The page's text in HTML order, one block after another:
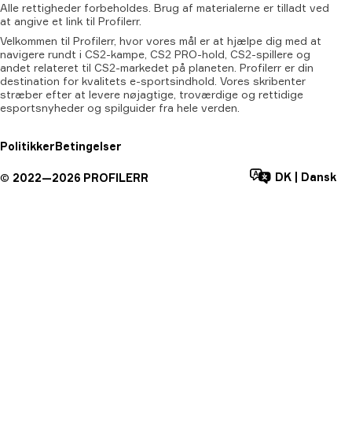
Alle rettigheder forbeholdes. Brug af materialerne er tilladt ved
at angive et link til Profilerr.
Velkommen til Profilerr, hvor vores mål er at hjælpe dig med at
navigere rundt i CS2-kampe, CS2 PRO-hold, CS2-spillere og
andet relateret til CS2-markedet på planeten. Profilerr er din
destination for kvalitets e-sportsindhold. Vores skribenter
stræber efter at levere nøjagtige, troværdige og rettidige
esportsnyheder og spilguider fra hele verden.
PolitikkerBetingelser
© 2022—2026 PROFILERR DK Dansk